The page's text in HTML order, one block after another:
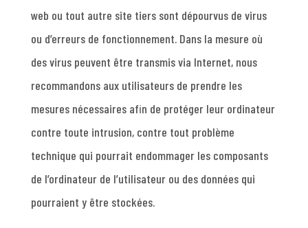
web ou tout autre site tiers sont dépourvus de virus
ou d’erreurs de fonctionnement. Dans la mesure où
des virus peuvent être transmis via Internet, nous
recommandons aux utilisateurs de prendre les
mesures nécessaires afin de protéger leur ordinateur
contre toute intrusion, contre tout problème
technique qui pourrait endommager les composants
de l’ordinateur de l’utilisateur ou des données qui
pourraient y être stockées.